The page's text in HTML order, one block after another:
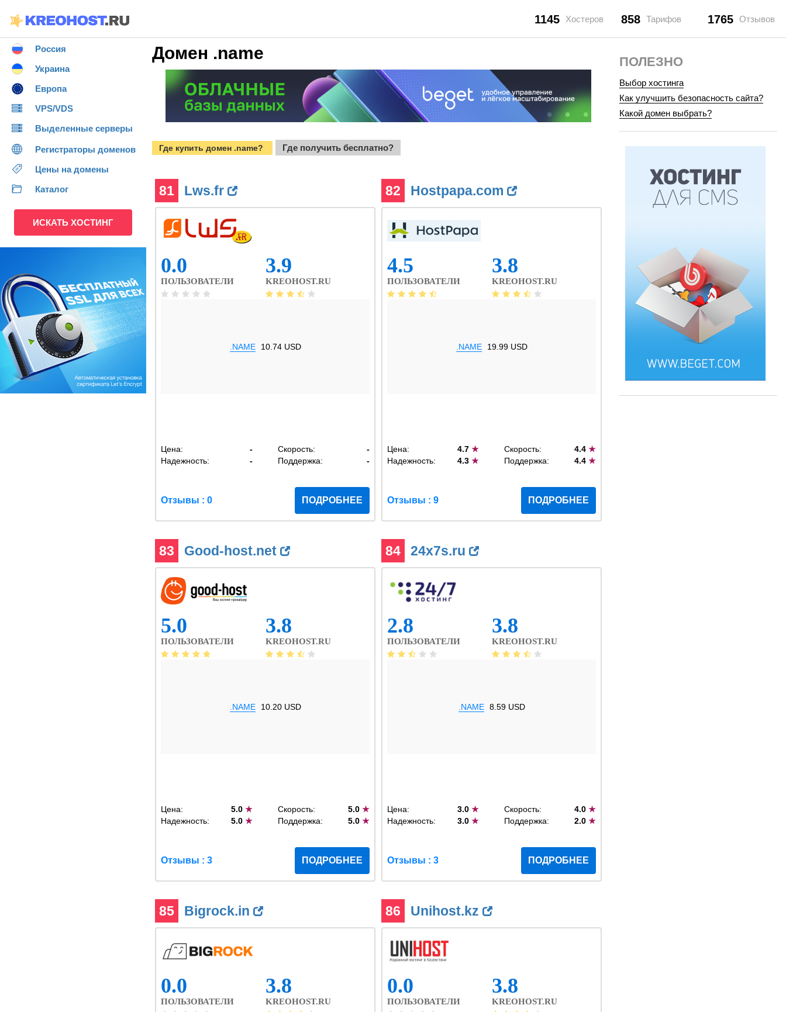
Россия
Украина
Европа
VPS/VDS
Выделенные серверы
Регистраторы доменов
Цены на домены
Каталог
ИСКАТЬ ХОСТИНГ
1145 Хостеров 858 Тарифов 1765 Отзывов
Домен .name
Где купить домен .name? Где получить бесплатно?
81 Lws.fr
0.0
ПОЛЬЗОВАТЕЛИ
3.9
KREOHOST.RU
.NAME 10.74 USD
Цена: - Скорость:
-
Надежность:
- Поддержка: -
Отзывы : 0 ПОДРОБНЕЕ
82 Hostpapa.com
4.5
ПОЛЬЗОВАТЕЛИ
3.8
KREOHOST.RU
.NAME 19.99 USD
Цена: 4.7★ Скорость: 4.4 ★
Надежность:
4.3★ Поддержка: 4.4 ★
Отзывы : 9 ПОДРОБНЕЕ
83 Good-host.net
5.0
ПОЛЬЗОВАТЕЛИ
3.8
KREOHOST.RU
.NAME 10.20 USD
Цена: 5.0★ Скорость: 5.0 ★
Надежность:
5.0★ Поддержка: 5.0 ★
Отзывы : 3 ПОДРОБНЕЕ
84 24x7s.ru
2.8
ПОЛЬЗОВАТЕЛИ
3.8
KREOHOST.RU
.NAME 8.59 USD
Цена: 3.0★ Скорость: 4.0 ★
Надежность:
3.0★ Поддержка: 2.0 ★
Отзывы : 3 ПОДРОБНЕЕ
85 Bigrock.in
0.0
ПОЛЬЗОВАТЕЛИ
3.8
KREOHOST.RU
86 Unihost.kz
0.0
ПОЛЬЗОВАТЕЛИ
3.8
KREOHOST.RU
ПОЛЕЗНО
Выбор хостинга
Как улучшить безопасность сайта?
Какой домен выбрать?